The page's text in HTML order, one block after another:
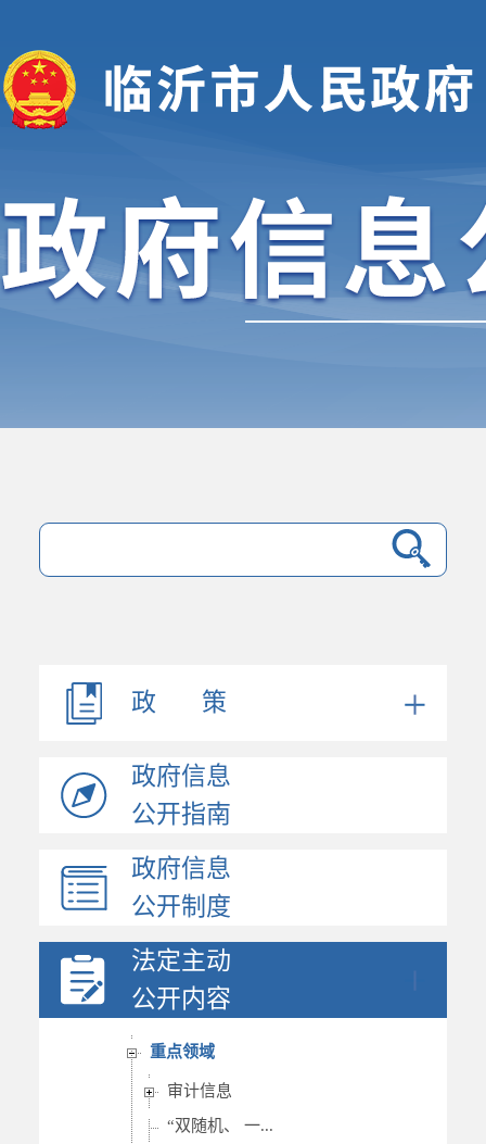
政 策
政府信息
公开指南
政府信息
公开制度
法定主动
公开内容
人事信息
政府工作报告
统计信息
政府采购
价格与收费
行政许可和其他对外管...
行政权力
重要部署执行公开
重点领域
审计信息
“双随机、 一...